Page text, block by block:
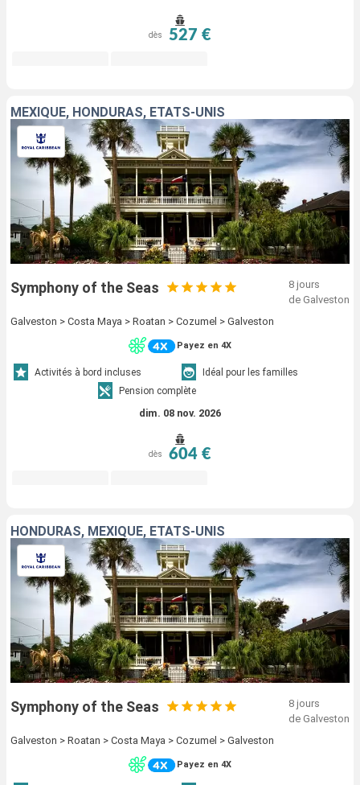
dès 527 €
MEXIQUE, HONDURAS, ÉTATS-UNIS
Symphony of the Seas
8 jours
de Galveston
Galveston > Costa Maya > Roatan > Cozumel > Galveston
Payez en 4X
Activités à bord incluses
Idéal pour les familles
Pension complète
dim. 08 nov. 2026
dès 604 €
HONDURAS, MEXIQUE, ÉTATS-UNIS
Symphony of the Seas
8 jours
de Galveston
Galveston > Roatan > Costa Maya > Cozumel > Galveston
Payez en 4X